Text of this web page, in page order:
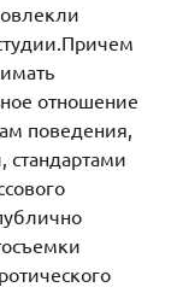
отношение
поведения,